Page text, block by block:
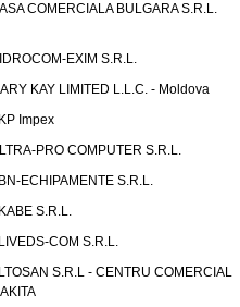
COMERCIALA BULGARA S.R.L.
EXIM S.R.L.
KAY LIMITED L.L.C. - Moldova
Impex
PRO COMPUTER S.R.L.
ECHIPAMENTE S.R.L.
S.R.L.
COM S.R.L.
S.R.L - CENTRU COMERCIAL